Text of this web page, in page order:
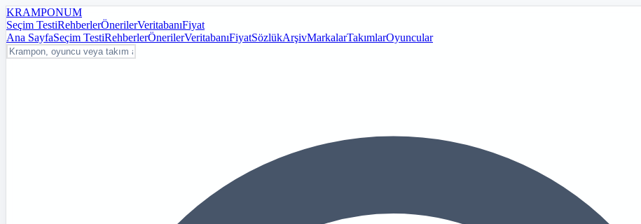
KRAMPONUM
Seçim TestiRehberlerÖnerilerVeritabanıFiyat
Ana SayfaSeçim TestiRehberlerÖnerilerVeritabanıFiyatSözlükArşivMarkalarTakımlarOyuncular